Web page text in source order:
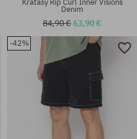
Dostupné veľkosti:
31; 32; 33; 34; 36
Denim
84,90 €63,90 €
-42%